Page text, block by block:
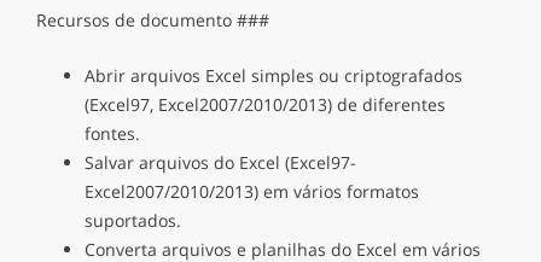
Recursos de documento ###
Abrir arquivos Excel simples ou criptografados
(Excel97, Excel2007/2010/2013) de diferentes
fontes.
Salvar arquivos do Excel (Excel97-
Excel2007/2010/2013) em vários formatos
suportados.
Converta arquivos e planilhas do Excel em vários